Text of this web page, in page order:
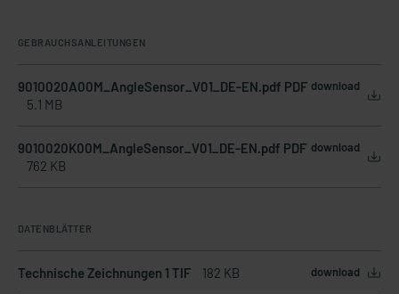
GEBRAUCHSANLEITUNGEN
9010020A00M_AngleSensor_V01_DE-EN.pdf PDF
5.1 MB
download
9010020K00M_AngleSensor_V01_DE-EN.pdf PDF
762 KB
download
DATENBLÄTTER
Technische Zeichnungen 1 TIF 182 KB download